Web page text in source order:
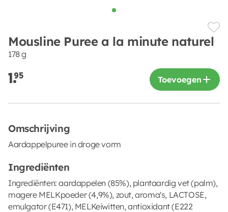
Mousline Puree a la minute naturel
178 g
1.95 Toevoegen
Omschrijving
Aardappelpuree in droge vorm
Ingrediënten
Ingrediënten: aardappelen (85%), plantaardig vet (palm),
magere MELKpoeder (4,9%), zout, aroma's, LACTOSE,
emulgator (E471), MELKeiwitten, antioxidant (E222